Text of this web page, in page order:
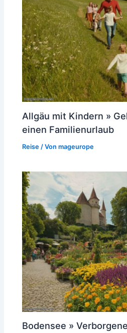
Allgäu mit Kindern »
einen Familienurlaub
Reise / Vonmageurope
Bodensee »